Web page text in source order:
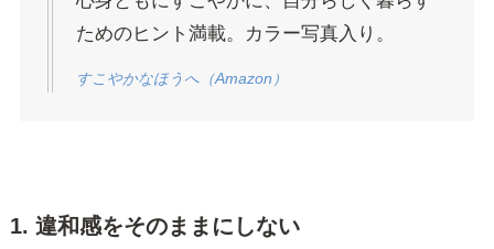
ためのヒント満載。カラー写真入り。
すこやかなほうへ（Amazon）
1. 違和感をそのままにしない